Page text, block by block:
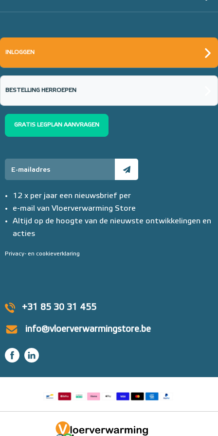
+31 85 30 31 455
info@vloerverwarmingstore.be
INLOGGEN
BESTELLING HERROEPEN
GRATIS LEGPLAN AANVRAGEN
12 x per jaar een nieuwsbrief per
e-mail van Vloerverwarming Store
Altijd op de hoogte van de nieuwste ontwikkelingen en
acties
Privacy- en cookieverklaring